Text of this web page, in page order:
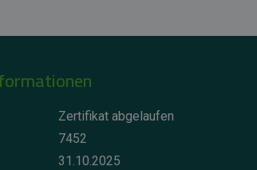
Zertifikat abgelaufen
7452
31.10.2025